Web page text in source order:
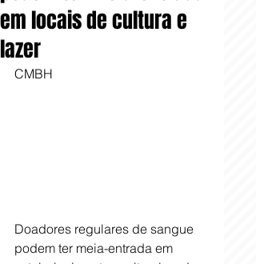
em locais de cultura e
lazer
CMBH
Doadores regulares de sangue
podem ter meia-entrada em